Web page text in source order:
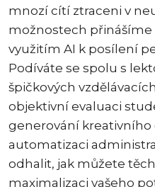
mnozí cítí ztraceni v
možnostech
využitím AI k posílení
Podíváte se spolu s
špičkových
objektivní evaluaci
generování kreativního
automatizaci
odhalit, jak můžete
maximalizaci vašeho